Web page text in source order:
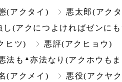
(アクタイ) 悪太郎(アク
し(アクにつよければゼンに
ヒツ)
悪評(アクヒョウ)
法も ▲ 亦法なり(アクホウも
(アクメイ) 悪役(アクヤ